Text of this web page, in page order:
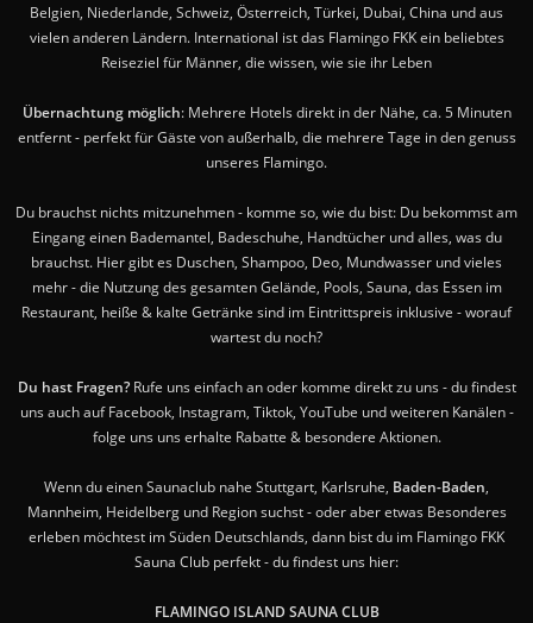
Belgien, Niederlande, Schweiz, Österreich, Türkei, Dubai, China und aus
vielen anderen Ländern. International ist das Flamingo FKK ein beliebtes
Reiseziel für Männer, die wissen, wie sie ihr Leben
Übernachtung möglich: Mehrere Hotels direkt in der Nähe, ca. 5 Minuten
entfernt - perfekt für Gäste von außerhalb, die mehrere Tage in den genuss
unseres Flamingo.
Du brauchst nichts mitzunehmen - komme so, wie du bist: Du bekommst am
Eingang einen Bademantel, Badeschuhe, Handtücher und alles, was du
brauchst. Hier gibt es Duschen, Shampoo, Deo, Mundwasser und vieles
mehr - die Nutzung des gesamten Gelände, Pools, Sauna, das Essen im
Restaurant, heiße & kalte Getränke sind im Eintrittspreis inklusive - worauf
wartest du noch?
Du hast Fragen?Rufe uns einfach an oder komme direkt zu uns - du findest
uns auch auf Facebook, Instagram, Tiktok, YouTube und weiteren Kanälen -
folge uns uns erhalte Rabatte & besondere Aktionen.
Wenn du einen Saunaclub nahe Stuttgart, Karlsruhe, Baden-Baden,
Mannheim, Heidelberg und Region suchst - oder aber etwas Besonderes
erleben möchtest im Süden Deutschlands, dann bist du im Flamingo FKK
Sauna Club perfekt - du findest uns hier:
FLAMINGO ISLAND SAUNA CLUB